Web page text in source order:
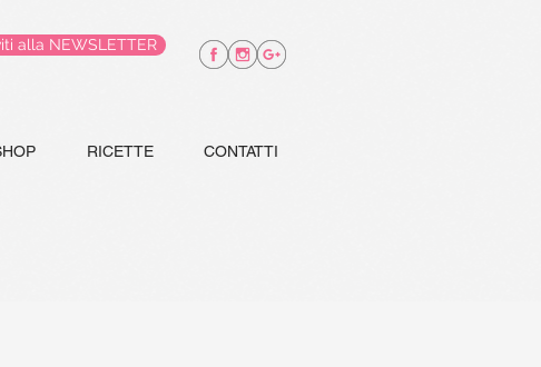
alla NEWSLETTER
RICETTE CONTATTI